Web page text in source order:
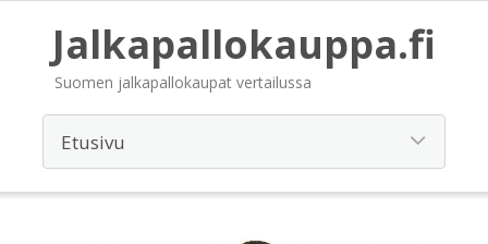
Jalkapallokauppa.fi
Suomen jalkapallokaupat vertailussa